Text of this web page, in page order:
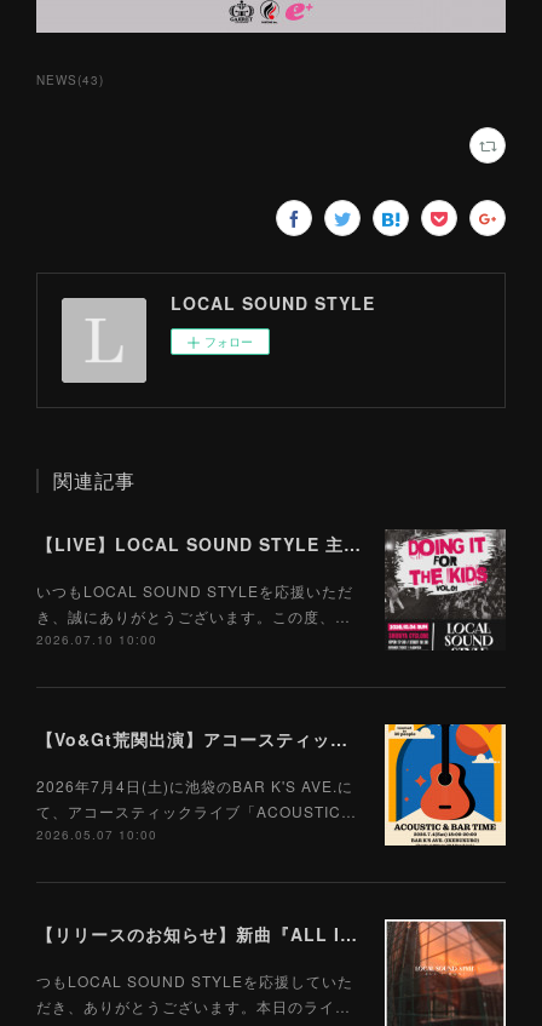
NEWS (43)
LOCAL SOUND STYLE
フォロー
関連記事
【LIVE】LOCAL SOUND STYLE 主催ツーマン企画『Doing It For The Kids Vol.01』開催決定！初回の対バン相手はGood Grief！
いつもLOCAL SOUND STYLEを応援いただ
き、誠にありがとうございます。この度、…
2026.07.10 10:00
【Vo&Gt荒関出演】アコースティックライブ「ACOUSTIC & BAR TIME」開催決定！
2026年7月4日(土)に池袋のBAR K'S AVE.に
て、アコースティックライブ「ACOUSTIC…
2026.05.07 10:00
【リリースのお知らせ】新曲『ALL I WANT』4月8日 サブスク配信リリース決定！
つもLOCAL SOUND STYLEを応援していた
だき、ありがとうございます。本日のライ…